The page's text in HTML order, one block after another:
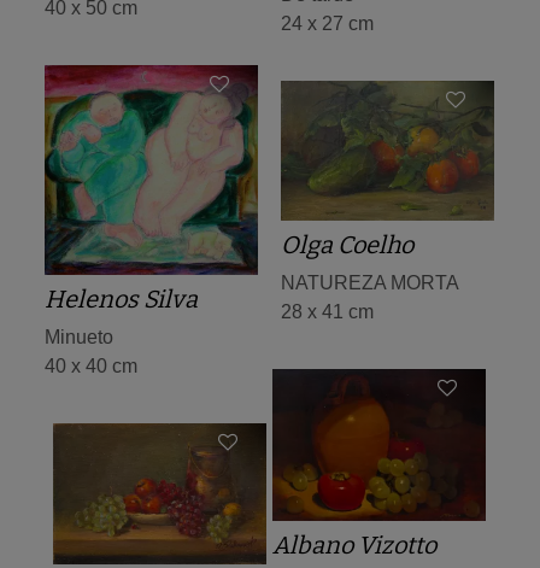
40 x 50 cm
24 x 27 cm
Helenos Silva
Minueto
40 x 40 cm
Olga Coelho
NATUREZA MORTA
28 x 41 cm
Albano Vizotto